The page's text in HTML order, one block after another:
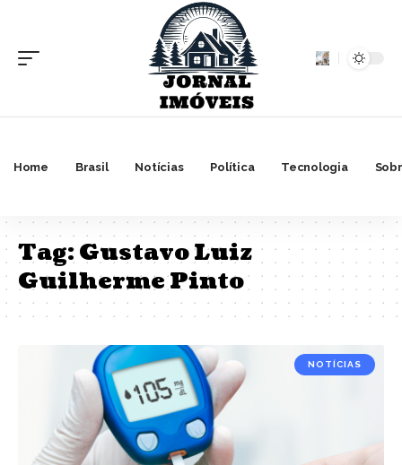
Home Brasil Notícias Política Tecnologia
Tag:Gustavo Luiz
Guilherme Pinto
NOTÍCIAS